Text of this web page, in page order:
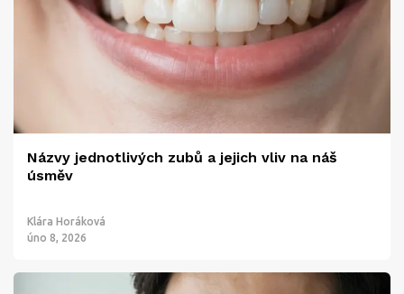
Názvy jednotlivých zubů a jejich vliv na náš
úsměv
Klára Horáková
úno 8, 2026